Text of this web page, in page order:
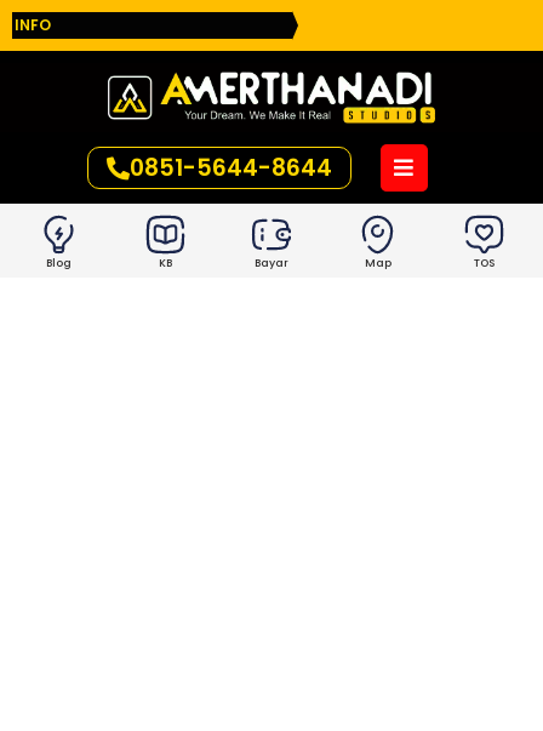
INFO
0851-5644-8644
Blog KB Bayar Map TOS